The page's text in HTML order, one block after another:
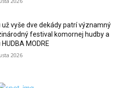
už vyše dve dekády patrí významný
festival komornej hudby a
MODRE
2026